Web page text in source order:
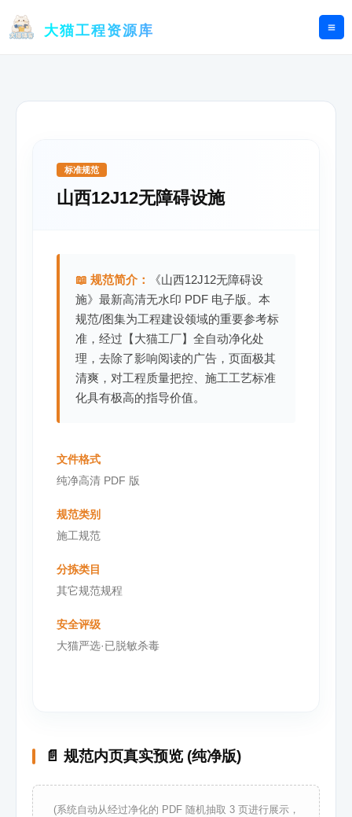
大猫工程资源库
标准规范
山西12J12无障碍设施
📖 规范简介：
《山西12J12无障碍设
施》最新高清无水印 PDF 电子版。本
规范/图集为工程建设领域的重要参考标
准，经过【大猫工厂】全自动净化处
理，去除了影响阅读的广告，页面极其
清爽，对工程质量把控、施工工艺标准
化具有极高的指导价值。
文件格式
纯净高清 PDF 版
规范类别
施工规范
分拣类目
其它规范规程
安全评级
大猫严选·已脱敏杀毒
📄 规范内页真实预览 (纯净版)
(系统自动从经过净化的 PDF 随机抽取 3 页进行展示，